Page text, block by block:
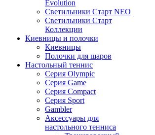
Evolution
Светильники Старт NEO
Светильники Старт
Коллекции
Киевницы и полочки
Киевницы
Полочки для шаров
Настольный теннис
Серия Olympic
Серия Game
Серия Compact
Серия Sport
Gambler
Аксессуары для
настольного тенниса